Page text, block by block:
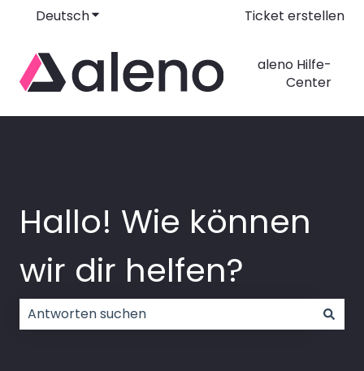
DeutschUntermenü für Übersetzungen anzeigen
Ticket erstellen
aleno Hilfe-
Center
Hallo! Wie können
wir dir helfen?